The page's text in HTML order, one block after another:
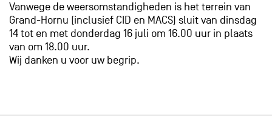
Vanwege de weersomstandigheden is het terrein van
Grand-Hornu (inclusief CID en MACS) sluit van dinsdag
14 tot en met donderdag 16 juli om 16.00 uur in plaats
van om 18.00 uur.
​Wij danken u voor uw begrip.